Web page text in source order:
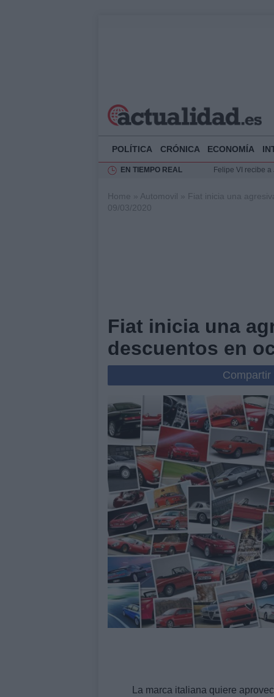
POLÍTICA CRÓNICA ECONOMÍA
EN TIEMPO REAL
Felipe VI recibe
Impacto
Home » Automovil » Fiat inicia una
09/03/2020
Fiat inicia una
descuentos en
La marca italiana quiere